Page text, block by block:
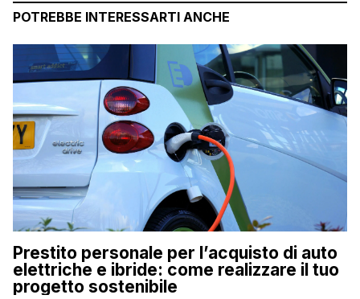
POTREBBE INTERESSARTI ANCHE
Prestito personale per l’acquisto di auto
elettriche e ibride: come realizzare il tuo
progetto sostenibile